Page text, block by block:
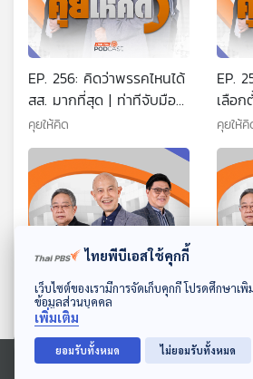
ดาวน์โหลด Thai PBS Podcast Application
EP. 256: คิดว่าพรรคไหนได้
สส. มากที่สุด | ท่าทีจับมือ
ไม่จับมือ และสูตรตั้งรัฐบาล
| อยากเห็นประชันวิสัยทัศน์
คุยให้คิด
EP.
เลือก
ทำให้
ไทยเ
ดีขึ้น
คุยให้
EP. 258: เครนถล่มกระทบ
การเมือง | อิตาเลียนไทย
เสียง
ไทยพีบีเอสใช้คุกกี้
เว็บไซต์ของเรามีการจัดเก็บคุกกี้ โปรดศึกษาเ
ข้อมูลส่วนบุคคล
เพิ่มเติม
ยอมรับทั้งหมด ไม่ยอมรับทั้งหมด